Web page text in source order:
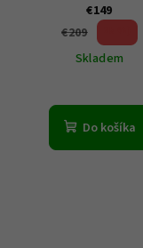
€149
€209
Skladem
Do košíka